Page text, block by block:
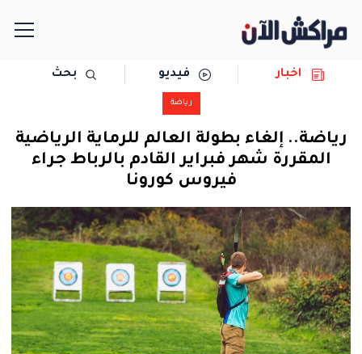
مجتمع
سياسة
رياضة
حوادث
دولية
المرأة
اخبار فيديو بحث
رياضة
رياضة.. إلغاء بطولة العالم للرماية الرياضية
المقررة شهر فبراير القادم بالرباط جراء
فيروس كورونا